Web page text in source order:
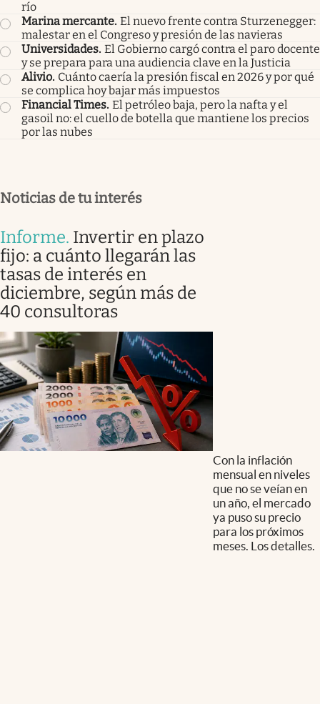
río
Marina mercante. El nuevo frente contra Sturzenegger:
malestar en el Congreso y presión de las navieras
Universidades. El Gobierno cargó contra el paro docente
y se prepara para una audiencia clave en la Justicia
Alivio. Cuánto caería la presión fiscal en 2026 y por qué
se complica hoy bajar más impuestos
Financial Times. El petróleo baja, pero la nafta y el
gasoil no: el cuello de botella que mantiene los precios
por las nubes
Noticias de tu interés
Informe. Invertir en plazo
fijo: a cuánto llegarán las
tasas de interés en
diciembre, según más de
40 consultoras
Con la inflación
mensual en niveles
que no se veían en
un año, el mercado
ya puso su precio
para los próximos
meses. Los detalles.